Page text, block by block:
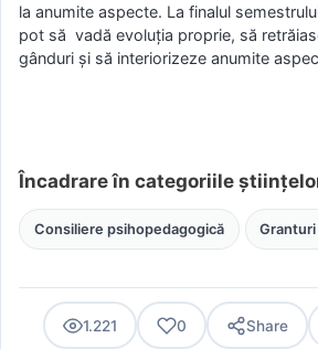
la anumite aspecte. La finalul
pot să vadă evoluția proprie, să
gânduri și să interiorizeze anumite
Încadrare în categoriile
Consiliere psihopedagogică
1.221 0 Share